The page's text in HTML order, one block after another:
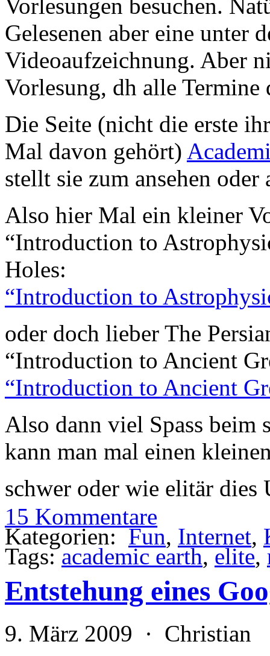
Vorlesungen besuchen.
Gelesenen aber eine unter
Videoaufzeichnung. Aber
Vorlesung, dh alle Termine
Die Seite (nicht die erste
Mal davon gehört)
stellt sie zum ansehen
Also hier Mal ein kleiner
“Introduction to
Holes:
“Introduction to
oder doch lieber The
“Introduction to Ancient
“Introduction to Ancient
Also dann viel Spass beim
kann man mal einen
schwer oder wie elitär
15 Kommentare
Kategorien:Fun, Internet,
Tags:academic earth,elite,
Entstehung eines
9. März 2009 · Christian